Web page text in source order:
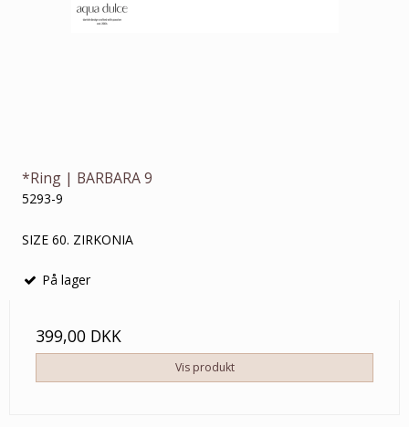
*Ring | BARBARA 9
5293-9
SIZE 60. ZIRKONIA
På lager
399,00 DKK
Vis produkt